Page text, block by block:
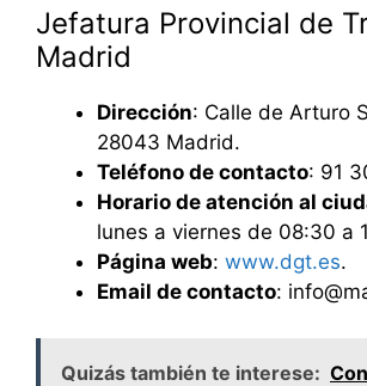
Jefatura Provincial de
Madrid
Dirección: Calle de Arturo
28043 Madrid.
Teléfono de contacto: 91
Horario de atención al
lunes a viernes de 08:30 a
Página web: www.dgt.es.
Email de contacto:
Quizás también te interese: